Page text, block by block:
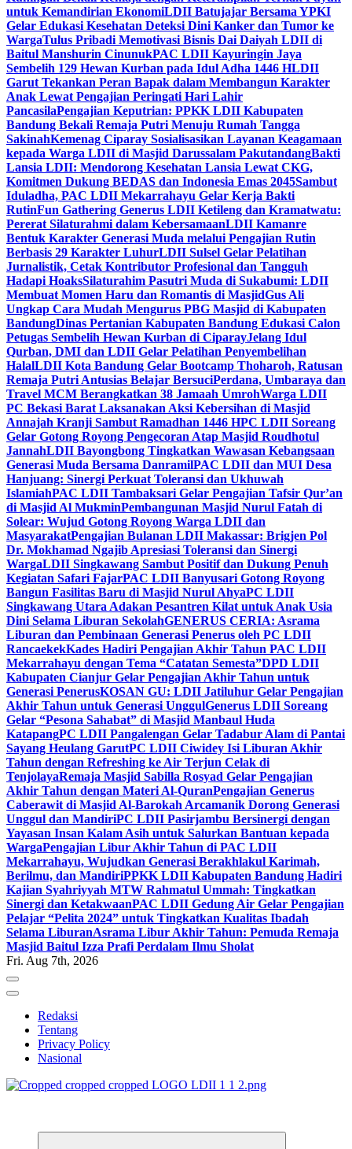
untuk Kemandirian EkonomiLDII Batujajar Bersama YPKI
Gelar Edukasi Kesehatan Deteksi Dini Kanker dan Tumor ke
WargaTulus Pribadi Memotivasi Bisnis Dai Daiyah LDII di
Baitul Manshurin CinunukPAC LDII Kayuringin Jaya
Sembelih 129 Hewan Kurban pada Idul Adha 1446 HLDII
Garut Tekankan Peran Bapak dalam Membangun Karakter
Anak Lewat Pengajian Peringati Hari Lahir
PancasilaPengajian Keputrian: PPKK LDII Kabupaten
Bandung Bekali Remaja Putri Menuju Rumah Tangga
SakinahKemenag Ciparay Sosialisasikan Layanan Keagamaan
kepada Warga LDII di Masjid Darussalam PakutandangBakti
Lansia LDII: Mendorong Kesehatan Lansia Lewat CKG,
Komitmen Dukung BEDAS dan Indonesia Emas 2045Sambut
Iduladha, PAC LDII Mekarrahayu Gelar Kerja Bakti
RutinFun Gathering Generus LDII Ketileng dan Kramatwatu:
Pererat Silaturahmi dalam KebersamaanLDII Kamanre
Bentuk Karakter Generasi Muda melalui Pengajian Rutin
Berbasis 29 Karakter LuhurLDII Sulsel Gelar Pelatihan
Jurnalistik, Cetak Kontributor Profesional dan Tangguh
Hadapi HoaksSilaturahim Pasutri Muda di Sukabumi: LDII
Membuat Momen Haru dan Romantis di MasjidGus Ali
Ungkap Cara Mudah Mengurus PBG Masjid di Kabupaten
BandungDinas Pertanian Kabupaten Bandung Edukasi Calon
Petugas Sembelih Hewan Kurban di CiparayJelang Idul
Qurban, DMI dan LDII Gelar Pelatihan Penyembelihan
HalalLDII Kota Bandung Gelar Bootcamp Thoharoh, Ratusan
Remaja Putri Antusias Belajar BersuciPerdana, Umbaraya dan
Travel MCM Berangkatkan 38 Jamaah UmrohWarga LDII
PC Bekasi Barat Laksanakan Aksi Kebersihan di Masjid
Annajah Kranji Sambut Ramadhan 1446 HPC LDII Soreang
Gelar Gotong Royong Pengecoran Atap Masjid Roudhotul
JannahLDII Bayongbong Tingkatkan Wawasan Kebangsaan
Generasi Muda Bersama DanramilPAC LDII dan MUI Desa
Hanjuang: Sinergi Perkuat Toleransi dan Ukhuwah
IslamiahPAC LDII Tambaksari Gelar Pengajian Tafsir Qur’an
di Masjid Al MukminPembangunan Masjid Nurul Fatah di
Solear: Wujud Gotong Royong Warga LDII dan
MasyarakatPengajian Bulanan LDII Makassar: Brigjen Pol
Dr. Mokhamad Ngajib Apresiasi Toleransi dan Sinergi
WargaLDII Singkawang Sambut Positif dan Dukung Penuh
Kegiatan Safari FajarPAC LDII Banyusari Gotong Royong
Bangun Fasilitas Baru di Masjid Nurul AhyaPC LDII
Singkawang Utara Adakan Pesantren Kilat untuk Anak Usia
Dini Selama Liburan SekolahGENERUS CERIA: Asrama
Liburan dan Pembinaan Generasi Penerus oleh PC LDII
RancaekekKades Hadiri Pengajian Akhir Tahun PAC LDII
Mekarrahayu dengan Tema “Catatan Semesta”DPD LDII
Kabupaten Cianjur Gelar Pengajian Akhir Tahun untuk
Generasi PenerusKOSAN GU: LDII Jatiluhur Gelar Pengajian
Akhir Tahun untuk Generasi UnggulGenerus LDII Soreang
Gelar “Pesona Sahabat” di Masjid Manbaul Huda
KatapangPC LDII Pangalengan Gelar Tadabur Alam di Pantai
Sayang Heulang GarutPC LDII Ciwidey Isi Liburan Akhir
Tahun dengan Refreshing ke Air Terjun Celak di
TenjolayaRemaja Masjid Sabilla Rosyad Gelar Pengajian
Akhir Tahun dengan Materi Al-QuranPengajian Generus
Caberawit di Masjid Al-Barokah Arcamanik Dorong Generasi
Unggul dan MandiriPC LDII Pasirjambu Bersinergi dengan
Yayasan Insan Kalam Asih untuk Salurkan Bantuan kepada
WargaPengajian Libur Akhir Tahun di PAC LDII
Mekarrahayu, Wujudkan Generasi Berakhlakul Karimah,
Berilmu, dan MandiriPPKK LDII Kabupaten Bandung Hadiri
Kajian Syahriyyah MTW Rahmatul Ummah: Tingkatkan
Sinergi dan KetakwaanPAC LDII Gedung Air Gelar Pengajian
Pelajar “Pelita 2024” untuk Tingkatkan Kualitas Ibadah
Selama LiburanAsrama Libur Akhir Tahun: Pemuda Remaja
Masjid Baitul Izza Prafi Perdalam Ilmu Sholat
Fri. Aug 7th, 2026
Redaksi
Tentang
Privacy Policy
Nasional